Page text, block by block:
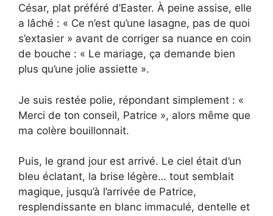
César, plat préféré d’Easter. À peine assise, elle
a lâché : « Ce n’est qu’une lasagne, pas de quoi
s’extasier » avant de corriger sa nuance en coin
de bouche : « Le mariage, ça demande bien
plus qu’une jolie assiette ».
Je suis restée polie, répondant simplement : «
Merci de ton conseil, Patrice », alors même que
ma colère bouillonnait.
Puis, le grand jour est arrivé. Le ciel était d’un
bleu éclatant, la brise légère… tout semblait
magique, jusqu’à l’arrivée de Patrice,
resplendissante en blanc immaculé, dentelle et